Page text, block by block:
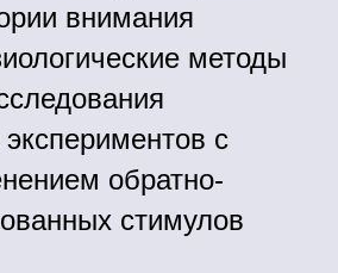
внимания
методы
экспериментов с
обратно-
стимулов